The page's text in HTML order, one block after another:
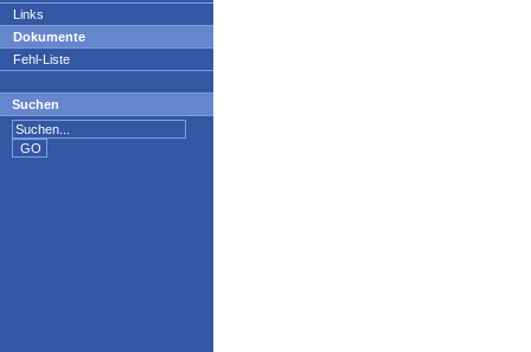
Links
Dokumente
Fehl-Liste
Suchen